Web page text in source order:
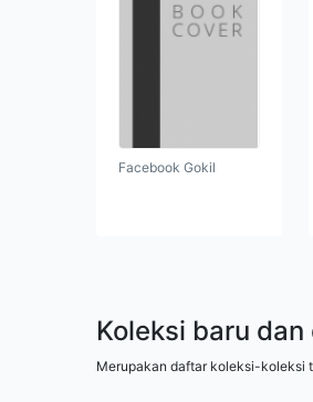
Facebook Gokil
Koleksi baru
Merupakan daftar koleksi-koleksi